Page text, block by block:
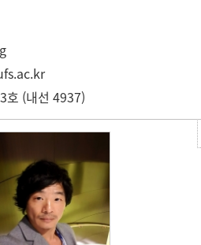
호 (내선 4937)